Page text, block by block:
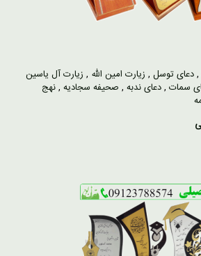
,دعای توسل , زیارت امین الله , زیارت آل یاسین
سمات ,دعای ندبه , صحیفه سجادیه ,نهج